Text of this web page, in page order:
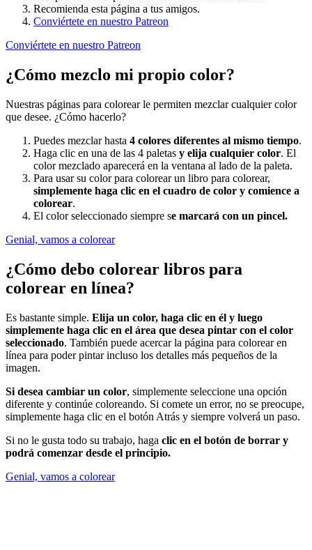
Recomienda esta página a tus amigos.
Conviértete en nuestro Patreon
Conviértete en nuestro Patreon
¿Cómo mezclo mi propio color?
Nuestras páginas para colorear le permiten mezclar cualquier color
que desee. ¿Cómo hacerlo?
Puedes mezclar hasta 4 colores diferentes al mismo tiempo.
Haga clic en una de las 4 paletas y elija cualquier color. El
color mezclado aparecerá en la ventana al lado de la paleta.
Para usar su color para colorear un libro para colorear,
simplemente haga clic en el cuadro de color y comience a
colorear.
El color seleccionado siempre se marcará con un pincel.
Genial, vamos a colorear
¿Cómo debo colorear libros para
colorear en línea?
Es bastante simple. Elija un color, haga clic en él y luego
simplemente haga clic en el área que desea pintar con el color
seleccionado. También puede acercar la página para colorear en
línea para poder pintar incluso los detalles más pequeños de la
imagen.
Si desea cambiar un color, simplemente seleccione una opción
diferente y continúe coloreando. Si comete un error, no se preocupe,
simplemente haga clic en el botón Atrás y siempre volverá un paso.
Si no le gusta todo su trabajo, haga clic en el botón de borrar y
podrá comenzar desde el principio.
Genial, vamos a colorear